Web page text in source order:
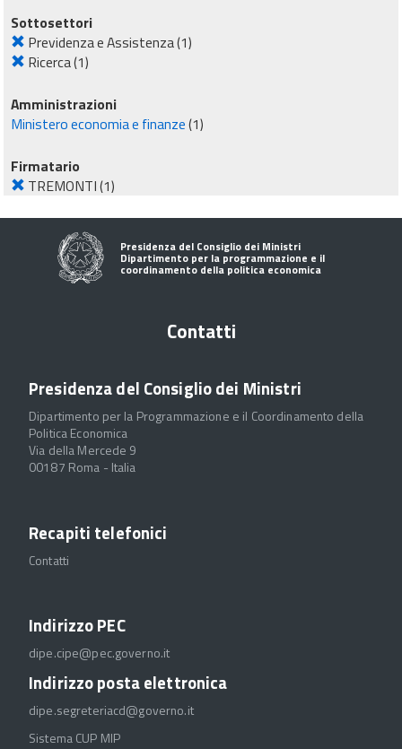
Sottosettori
Previdenza e Assistenza(1)
Ricerca(1)
Amministrazioni
Ministero economia e finanze(1)
Firmatario
TREMONTI(1)
Presidenza del Consiglio dei Ministri
Dipartimento per la programmazione e il
coordinamento della politica economica
Contatti
Presidenza del Consiglio dei Ministri
Dipartimento per la Programmazione e il Coordinamento della
Politica Economica
Via della Mercede 9
00187 Roma - Italia
Recapiti telefonici
Contatti
Indirizzo PEC
dipe.cipe@pec.governo.it
Indirizzo posta elettronica
dipe.segreteriacd@governo.it
Sistema CUP MIP